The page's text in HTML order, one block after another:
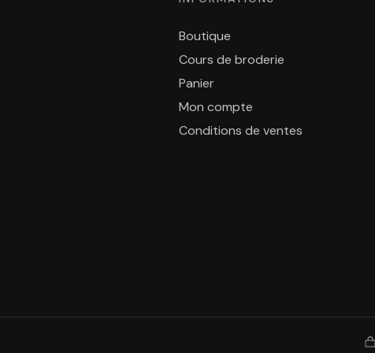
Boutique
Cours de broderie
Panier
Mon compte
Conditions de ventes